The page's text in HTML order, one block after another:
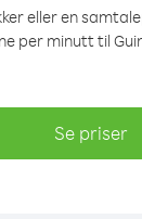
eller en
per minutt til
Se priser